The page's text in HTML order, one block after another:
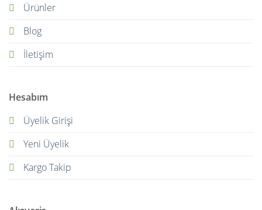
Ürünler
Blog
İletişim
Hesabım
Üyelik Girişi
Yeni Üyelik
Kargo Takip